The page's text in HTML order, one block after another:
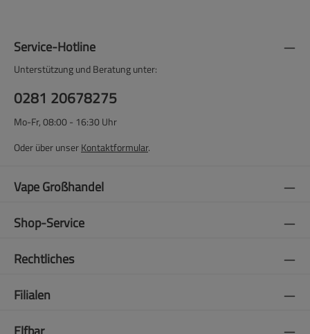
Service-Hotline
Unterstützung und Beratung unter:
0281 20678275
Mo-Fr, 08:00 - 16:30 Uhr
Oder über unserKontaktformular.
Vape Großhandel
Shop-Service
Rechtliches
Filialen